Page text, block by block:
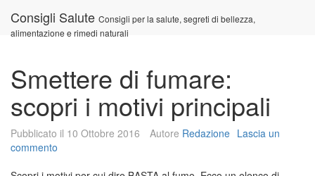
contenuto
Consigli Salute Consigli per la salute, segreti di bellezza,
alimentazione e rimedi naturali
Smettere di fumare:
scopri i motivi principali
Pubblicato il 10 Ottobre 2016 Autore Redazione Lascia un
commento